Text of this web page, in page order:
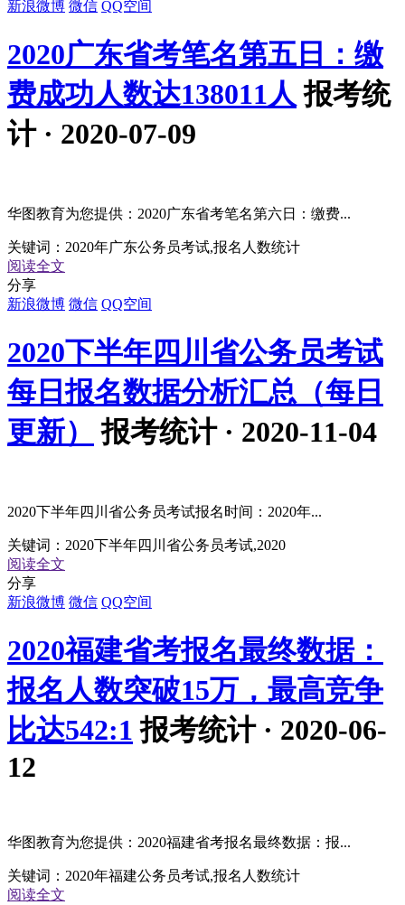
新浪微博 微信 QQ空间
2020广东省考笔名第五日：缴
费成功人数达138011人 报考统
计 · 2020-07-09
华图教育为您提供：2020广东省考笔名第六日：缴费...
关键词： 2020年广东公务员考试,报名人数统计
阅读全文
分享
新浪微博 微信 QQ空间
2020下半年四川省公务员考试
每日报名数据分析汇总（每日
更新）
报考统计 · 2020-11-04
2020下半年四川省公务员考试报名时间：2020年...
关键词： 2020下半年四川省公务员考试,2020
阅读全文
分享
新浪微博 微信 QQ空间
2020福建省考报名最终数据：
报名人数突破15万，最高竞争
比达542:1 报考统计 · 2020-06-
12
华图教育为您提供：2020福建省考报名最终数据：报...
关键词： 2020年福建公务员考试,报名人数统计
阅读全文